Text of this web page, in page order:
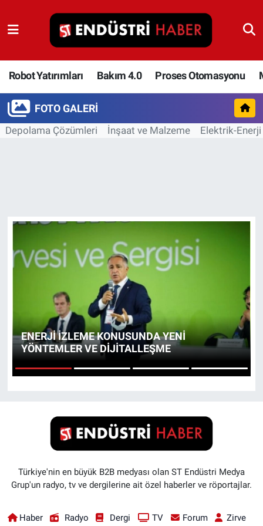
Robot Yatırımları Bakım 4.0 Proses Otomasyonu
FOTO GALERI
Depolama Çözümleri İnşaat ve Malzeme Elektrik-Enerji
ENERJİ İZLEME KONUSUNDA YENİ
YÖNTEMLER VE DİJİTALLEŞME
1
Türkiye'nin en büyük B2B medyası olan ST Endüstri Medya
Grup'un radyo, tv ve dergilerine ait özel haberler ve röportajlar.
Haber Radyo Dergi TV Forum
Zirve
Robot Yatırımları
Bakım 4.0
Proses Otomasyonu
Makina
İnşaat ve Malzeme
HaberOrtak
Enerjisini Üreten Fabrikalar
Endüstri 4.0 Uygulamaları
Ağır Sanayi Çözümleri